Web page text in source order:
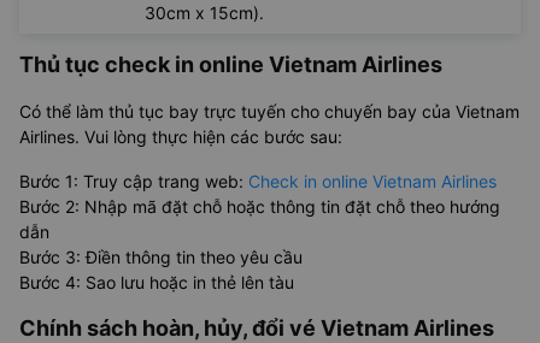
30cm x 15cm).
Thủ tục check in online Vietnam Airlines
Có thể làm thủ tục bay trực tuyến cho chuyến bay của Vietnam
Airlines. Vui lòng thực hiện các bước sau:
Bước 1: Truy cập trang web: Check in online Vietnam Airlines
Bước 2: Nhập mã đặt chỗ hoặc thông tin đặt chỗ theo hướng
dẫn
Bước 3: Điền thông tin theo yêu cầu
Bước 4: Sao lưu hoặc in thẻ lên tàu
Chính sách hoàn, hủy, đổi vé Vietnam Airlines